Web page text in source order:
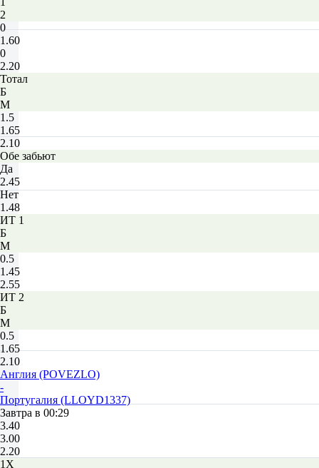
2
0
1.60
0
2.20
Тотал
Б
М
1.5
1.65
2.10
Обе забьют
Да
2.45
Нет
1.48
ИТ 1
Б
М
0.5
1.45
2.55
ИТ 2
Б
М
0.5
1.65
2.10
Англия (POVEZLO)
-
Португалия (LLOYD1337)
Завтра в 00:29
3.40
3.00
2.20
1X